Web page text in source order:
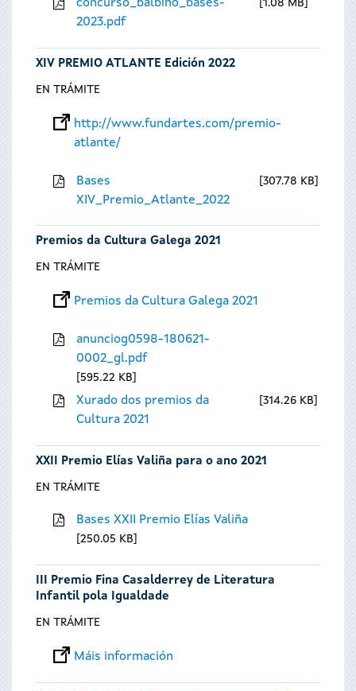
concurso_balbino_bases-
2023.pdf
1.08 MB
XIV PREMIO ATLANTE Edición 2022
EN TRÁMITE
http://www.fundartes.com/premio-
atlante/
Bases
XIV_Premio_Atlante_2022
307.78 KB
Premios da Cultura Galega 2021
EN TRÁMITE
Premios da Cultura Galega 2021
anunciog0598-180621-
0002_gl.pdf
595.22 KB
Xurado dos premios da
Cultura 2021
314.26 KB
XXII Premio Elías Valiña para o ano 2021
EN TRÁMITE
Bases XXII Premio Elías Valiña
250.05 KB
III Premio Fina Casalderrey de Literatura
Infantil pola Igualdade
EN TRÁMITE
Máis información